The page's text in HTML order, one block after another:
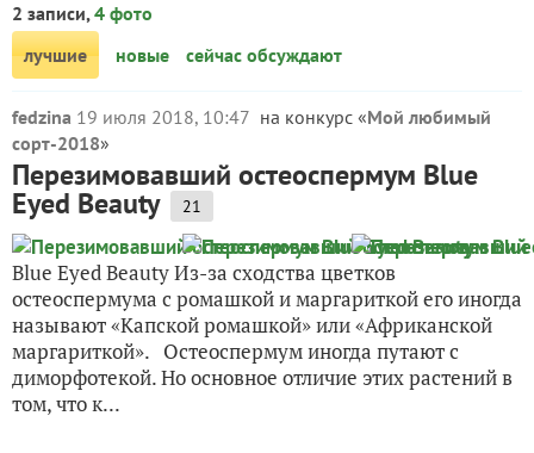
2 записи,4 фото
лучшие
новые сейчас обсуждают
fedzina 19 июля 2018, 10:47 на конкурс «Мой любимый
сорт-2018»
Перезимовавший остеоспермум Blue
Eyed Beauty 21
Blue Eyed Beauty Из-за сходства цветков
остеоспермума с ромашкой и маргариткой его иногда
называют «Капской ромашкой» или «Африканской
маргариткой». Остеоспермум иногда путают с
диморфотекой. Но основное отличие этих растений в
том, что к...